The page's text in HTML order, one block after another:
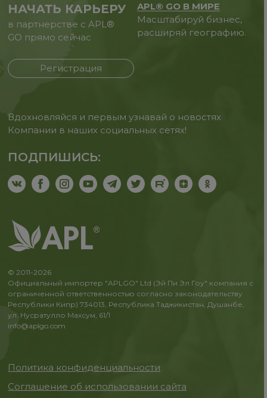
НАЧАТЬ КАРЬЕРУ
в партнерстве с APL®
GO прямо сейчас
Регистрация
APL® GO В МИРЕ
Масштабируй бизнес,
расширяй географию.
Вдохновляйся и первым узнавай о новостях
Компании в наших социальных сетях!
ПОДПИШИСЬ:
© 2011-2026
Официальный импортер "APLGO" Ltd (Эй Пи Эл Гоу" компания с
ограниченной ответственностью согласно законодательству
Республики Кипр) 734013, Республика Таджикистан, Душанбе,
ул. Нусратулло Махсум, 61/1
info@aplgo.com
Политика конфиденциальности
Соглашение об использовании сайта